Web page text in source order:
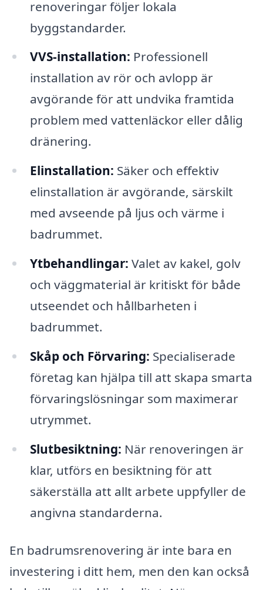
renoveringar följer lokala
byggstandarder.
VVS-installation: Professionell
installation av rör och avlopp är
avgörande för att undvika framtida
problem med vattenläckor eller dålig
dränering.
Elinstallation: Säker och effektiv
elinstallation är avgörande, särskilt
med avseende på ljus och värme i
badrummet.
Ytbehandlingar: Valet av kakel, golv
och väggmaterial är kritiskt för både
utseendet och hållbarheten i
badrummet.
Skåp och Förvaring: Specialiserade
företag kan hjälpa till att skapa smarta
förvaringslösningar som maximerar
utrymmet.
Slutbesiktning: När renoveringen är
klar, utförs en besiktning för att
säkerställa att allt arbete uppfyller de
angivna standarderna.
En badrumsrenovering är inte bara en
investering i ditt hem, men den kan också